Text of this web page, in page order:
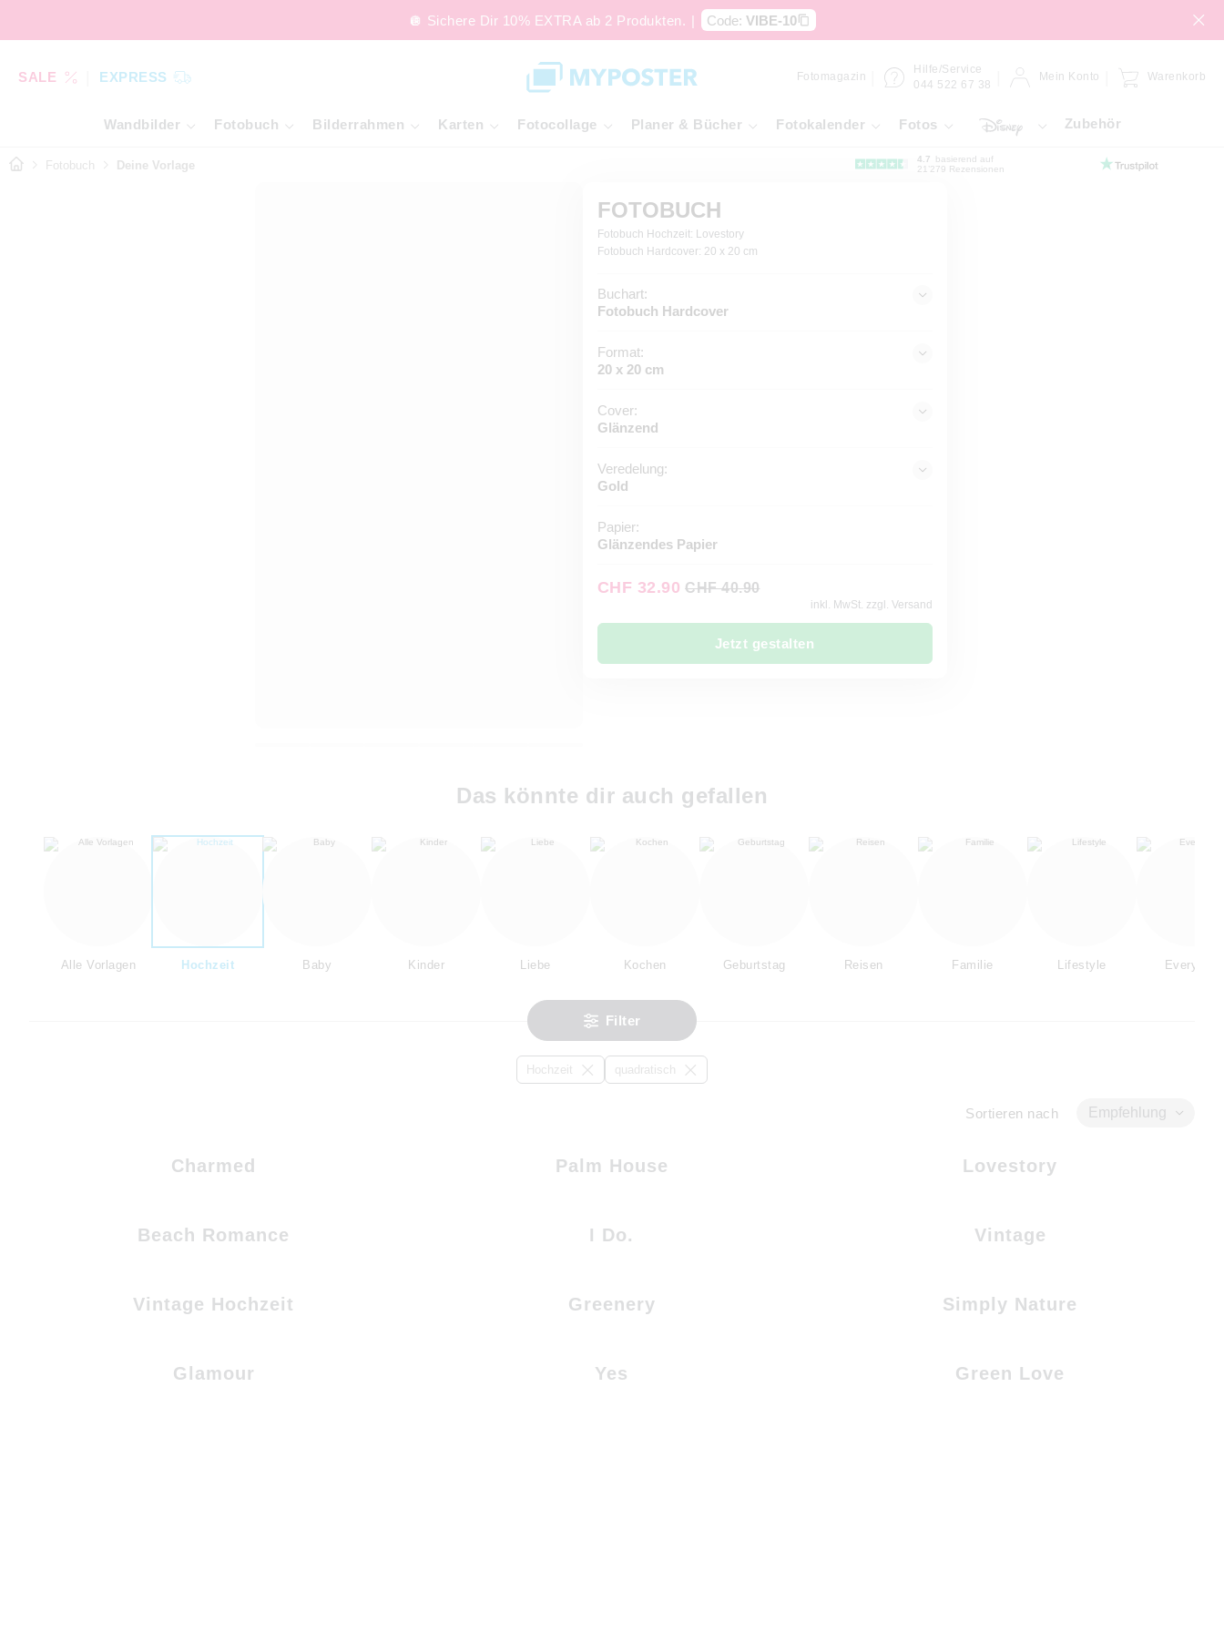
🪩 Sichere Dir 10% EXTRA ab 2 Produkten. | Code: VIBE-10
SALE EXPRESS Fotomagazin
Hilfe/Service
044 522 67 38
Mein Konto Warenkorb
Wandbilder Fotobuch Bilderrahmen Karten Fotocollage Planer & Bücher Fotokalender Fotos Zubehör
Fotobuch Deine Vorlage 4.7
basierend auf
21’279 Rezensionen
FOTOBUCH
Fotobuch Hochzeit: Lovestory
Fotobuch Hardcover: 20 x 20 cm
Buchart:
Fotobuch Hardcover
Format:
20 x 20 cm
Cover:
Glänzend
Veredelung:
Gold
Papier:
Glänzendes Papier
CHF 32.90 CHF 40.90
inkl. MwSt. zzgl. Versand
Jetzt gestalten
Das könnte dir auch gefallen
Alle Vorlagen Hochzeit Baby Kinder Liebe Kochen Geburtstag Reisen Familie Lifestyle Everyday
Filter
Hochzeit quadratisch
Sortieren nach Empfehlung
Charmed Palm House Lovestory
Beach Romance I Do. Vintage
Vintage Hochzeit Greenery Simply Nature
Glamour Yes Green Love